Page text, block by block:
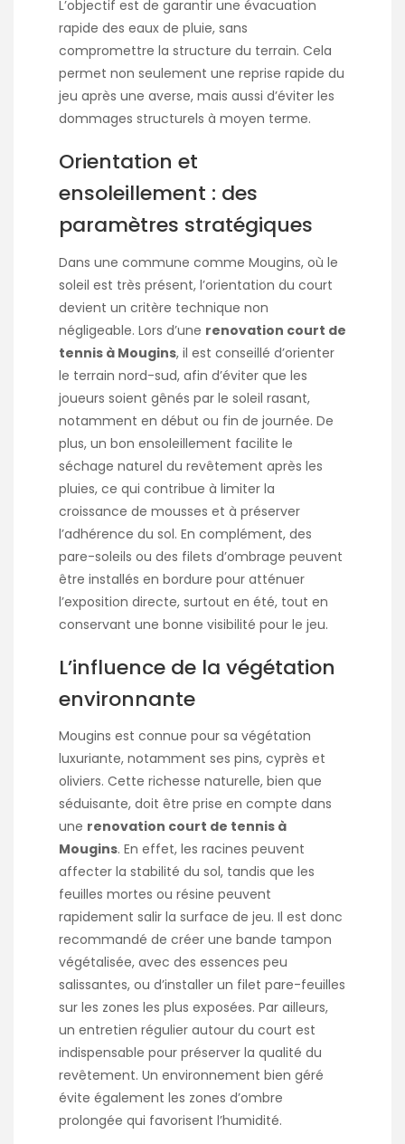
L’objectif est de garantir une évacuation
rapide des eaux de pluie, sans
compromettre la structure du terrain. Cela
permet non seulement une reprise rapide du
jeu après une averse, mais aussi d’éviter les
dommages structurels à moyen terme.
Orientation et
ensoleillement : des
paramètres stratégiques
Dans une commune comme Mougins, où le
soleil est très présent, l’orientation du court
devient un critère technique non
négligeable. Lors d’une renovation court de
tennis à Mougins, il est conseillé d’orienter
le terrain nord-sud, afin d’éviter que les
joueurs soient gênés par le soleil rasant,
notamment en début ou fin de journée. De
plus, un bon ensoleillement facilite le
séchage naturel du revêtement après les
pluies, ce qui contribue à limiter la
croissance de mousses et à préserver
l’adhérence du sol. En complément, des
pare-soleils ou des filets d’ombrage peuvent
être installés en bordure pour atténuer
l’exposition directe, surtout en été, tout en
conservant une bonne visibilité pour le jeu.
L’influence de la végétation
environnante
Mougins est connue pour sa végétation
luxuriante, notamment ses pins, cyprès et
oliviers. Cette richesse naturelle, bien que
séduisante, doit être prise en compte dans
une renovation court de tennis à
Mougins. En effet, les racines peuvent
affecter la stabilité du sol, tandis que les
feuilles mortes ou résine peuvent
rapidement salir la surface de jeu. Il est donc
recommandé de créer une bande tampon
végétalisée, avec des essences peu
salissantes, ou d’installer un filet pare-feuilles
sur les zones les plus exposées. Par ailleurs,
un entretien régulier autour du court est
indispensable pour préserver la qualité du
revêtement. Un environnement bien géré
évite également les zones d’ombre
prolongée qui favorisent l’humidité.